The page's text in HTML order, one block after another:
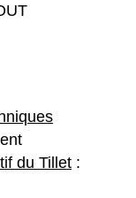
du Tillet :